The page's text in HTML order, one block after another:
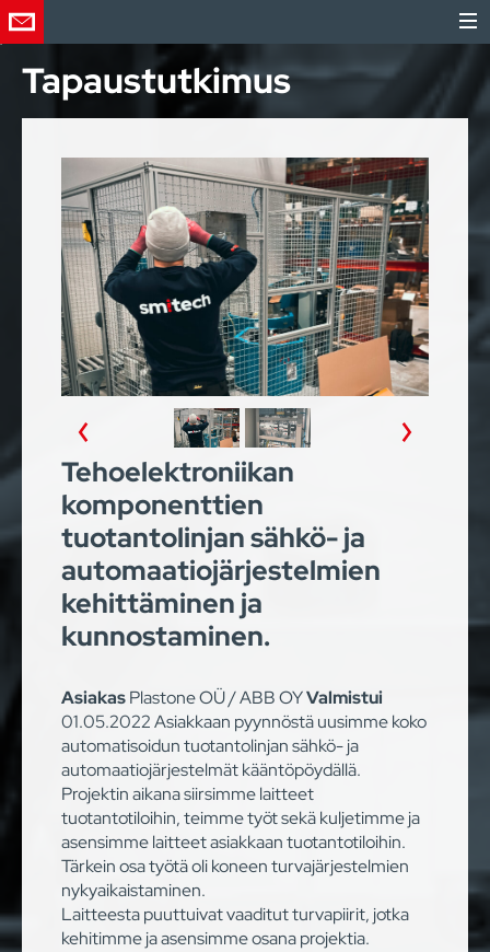
Tapaustutkimus
Tehoelektroniikan
komponenttien
tuotantolinjan sähkö- ja
automaatiojärjestelmien
kehittäminen ja
kunnostaminen.
AsiakasPlastone OÜ / ABB OYValmistui
01.05.2022 Asiakkaan pyynnöstä uusimme koko
automatisoidun tuotantolinjan sähkö- ja
automaatiojärjestelmät kääntöpöydällä.
Projektin aikana siirsimme laitteet
tuotantotiloihin, teimme työt sekä kuljetimme ja
asensimme laitteet asiakkaan tuotantotiloihin.
Tärkein osa työtä oli koneen turvajärjestelmien
nykyaikaistaminen.
Laitteesta puuttuivat vaaditut turvapiirit, jotka
kehitimme ja asensimme osana projektia.